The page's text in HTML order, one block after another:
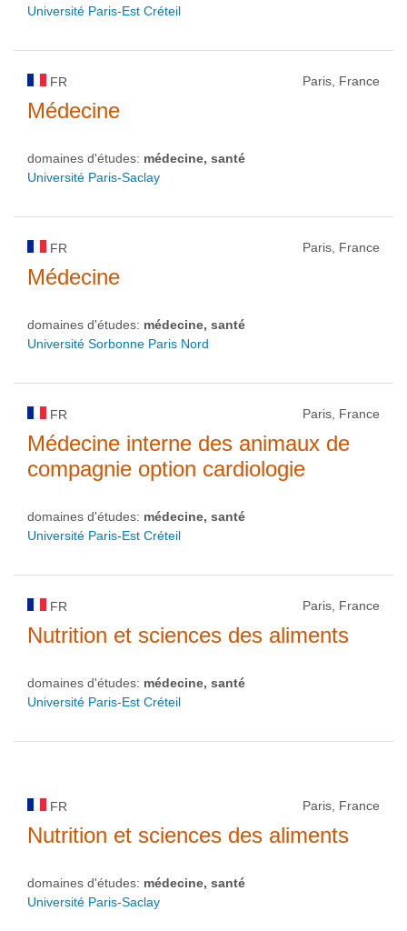
Université Paris-Est Créteil
FR Paris, France
Médecine
domaines d'études: médecine, santé
Université Paris-Saclay
FR Paris, France
Médecine
domaines d'études: médecine, santé
Université Sorbonne Paris Nord
FR Paris, France
Médecine interne des animaux de
compagnie option cardiologie
domaines d'études: médecine, santé
Université Paris-Est Créteil
FR Paris, France
Nutrition et sciences des aliments
domaines d'études: médecine, santé
Université Paris-Est Créteil
FR Paris, France
Nutrition et sciences des aliments
domaines d'études: médecine, santé
Université Paris-Saclay